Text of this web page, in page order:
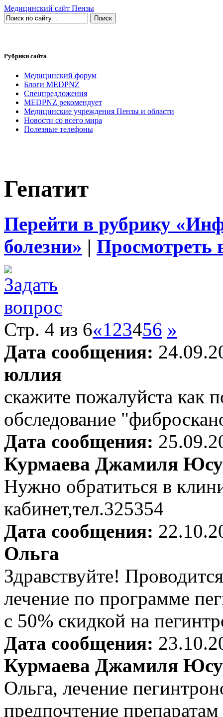
Медицинский сайт Пензы
Рубрики сайта
Медицинский форум
Блоги MEDPNZ
Спецпредложения
MEDPNZ рекомендует
Медицинские учреждения Пензы и области
Новости со всего мира
Полезные телефоны
Гепатит
Перейти в рубрику
болезни» | Просмотреть
Стр. 4 из 6«123456 »
Дата сообщения:
юллия
скажите пожалуйста как
обследование
Дата сообщения:
Курмаева Джамиля
Нужно обратиться в
кабинет,тел.325354
Дата сообщения:
Ольга
Здравствуйте!
лечение по программе
с 50% скидкой на
Дата сообщения:
Курмаева Джамиля
Ольга, лечение
предпочтение